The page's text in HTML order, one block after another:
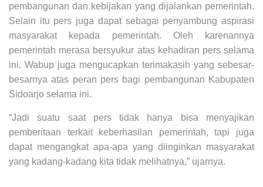
pembangunan dan kebijakan yang dijalankan pemerintah.
Selain itu pers juga dapat sebagai penyambung aspirasi
masyarakat kepada pemerintah. Oleh karenannya
pemerintah merasa bersyukur atas kehadiran pers selama
ini. Wabup juga mengucapkan terimakasih yang sebesar-
besarnya atas peran pers bagi pembangunan Kabupaten
Sidoarjo selama ini.
“Jadi suatu saat pers tidak hanya bisa menyajikan
pemberitaan terkait keberhasilan pemerintah, tapi juga
dapat mengangkat apa-apa yang diinginkan masyarakat
yang kadang-kadang kita tidak melihatnya,” ujarnya.